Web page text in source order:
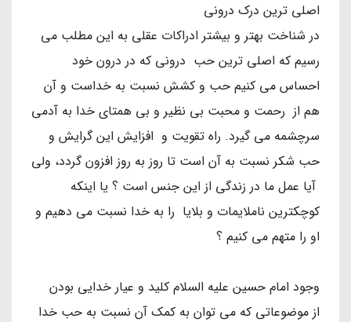
اصلی ترین درک درونی
در شناخت بهتر و بیشتر ادراکات عقلی به این مطلب می
رسیم که اصلی ترین حب درونی که در درون خود
احساس می کنیم حب و کشش نسبت به خداست و آن
هم از رحمت و محبت بی نظیر و بی همتای خدا به آدمی
سرچشمه می گیرد. راه تقویت و افزایش این گرایش و
حب شکر نسبت به آن است تا روز به روز افزون گردد، ولی
آیا عمل ما در زندگی از این جنس است ؟ یا اینکه
کوچکترین ناملایمات و بلایا را به خدا نسبت می دهیم و
او را متهم می کنیم ؟
وجود امام حسین علیه السلام کلید و عیار خدایی بودن
از موضوعاتی که می توان به کمک آن نسبت به حب خدا